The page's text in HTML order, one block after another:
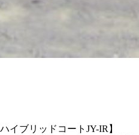
イブリッドコートJY-IR】